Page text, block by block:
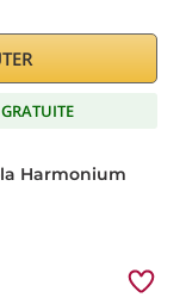
Harmonium